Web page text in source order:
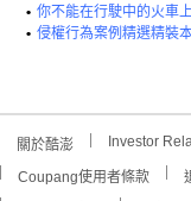
• 你不能在行駛中的火車
• 侵權行為案例精選精裝
關於酷澎 Investor
Coupang使用者條款